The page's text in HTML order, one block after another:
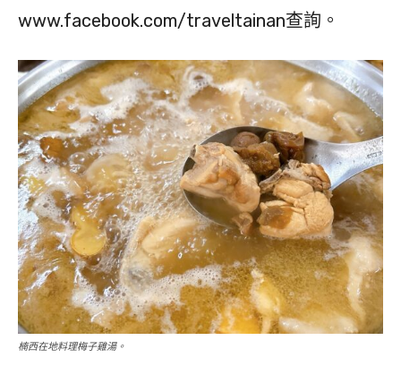
www.facebook.com/traveltainan查詢。
楠西在地料理梅子雞湯。